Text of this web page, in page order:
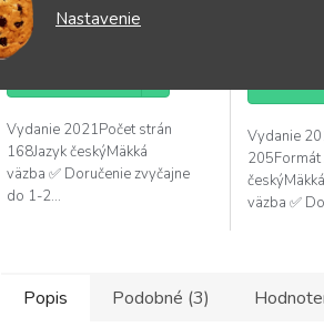
Nastavenie
15,95 €
Vydanie 2021Počet strán
168Jazyk českýMäkká
väzba ✅ Doručenie zvyčajne
do 1-2...
5,0
5
DO
Vydanie
205Formát
českýMäkká
väzba ✅
Popis Podobné (3)